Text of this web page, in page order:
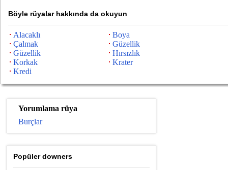
Böyle rüyalar hakkında da okuyun
Alacaklı
Boya
Çalmak
Güzellik
Güzellik
Hırsızlık
Korkak
Krater
Kredi
Yorumlama rüya
Burçlar
Popüler downers